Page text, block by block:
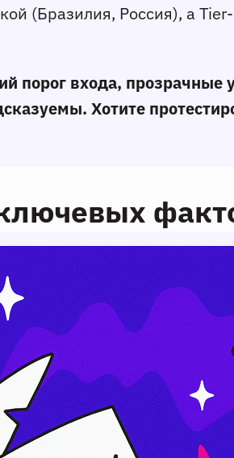
(Бразилия, Россия), а
порог входа,